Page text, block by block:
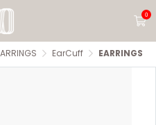
0
EarCuff EARRINGS